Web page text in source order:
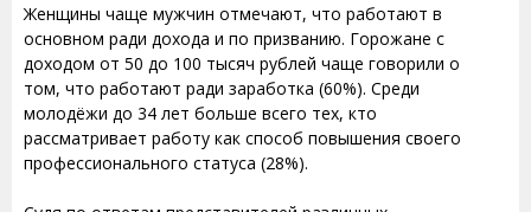
Женщины чаще мужчин отмечают, что работают в
основном ради дохода и по призванию. Горожане с
доходом от 50 до 100 тысяч рублей чаще говорили о
том, что работают ради заработка (60%). Среди
молодёжи до 34 лет больше всего тех, кто
рассматривает работу как способ повышения своего
профессионального статуса (28%).